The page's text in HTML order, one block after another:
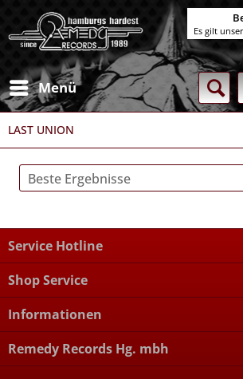
Menü
LAST UNION
Service Hotline
Shop Service
Informationen
Remedy Records Hg. mbh
Es gilt